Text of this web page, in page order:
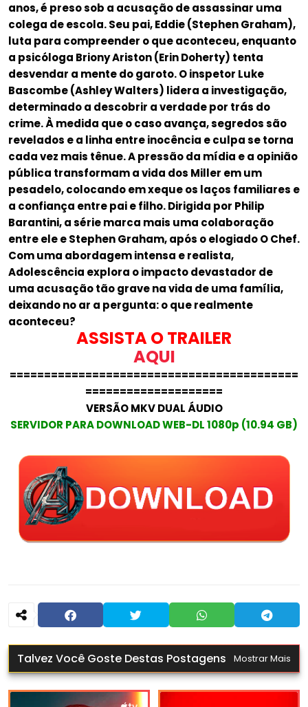
anos, é preso sob a acusação de assassinar uma
colega de escola. Seu pai, Eddie (Stephen Graham),
luta para compreender o que aconteceu, enquanto
a psicóloga Briony Ariston (Erin Doherty) tenta
desvendar a mente do garoto. O inspetor Luke
Bascombe (Ashley Walters) lidera a investigação,
determinado a descobrir a verdade por trás do
crime. À medida que o caso avança, segredos são
revelados e a linha entre inocência e culpa se torna
cada vez mais tênue. A pressão da mídia e a opinião
pública transformam a vida dos Miller em um
pesadelo, colocando em xeque os laços familiares e
a confiança entre pai e filho. Dirigida por Philip
Barantini, a série marca mais uma colaboração
entre ele e Stephen Graham, após o elogiado O Chef.
Com uma abordagem intensa e realista,
Adolescência explora o impacto devastador de
uma acusação tão grave na vida de uma família,
deixando no ar a pergunta: o que realmente
aconteceu?
ASSISTA O TRAILER
AQUI
==========================================
====================
VERSÃO MKV DUAL ÁUDIO
SERVIDOR PARA DOWNLOAD WEB-DL 1080p (10.94 GB)
Talvez Você Goste Destas Postagens Mostrar Mais